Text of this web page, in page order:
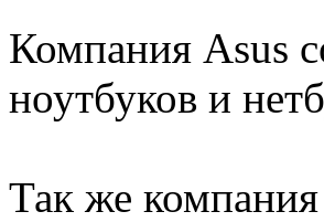
Компания Asus
ноутбуков и
Так же компания